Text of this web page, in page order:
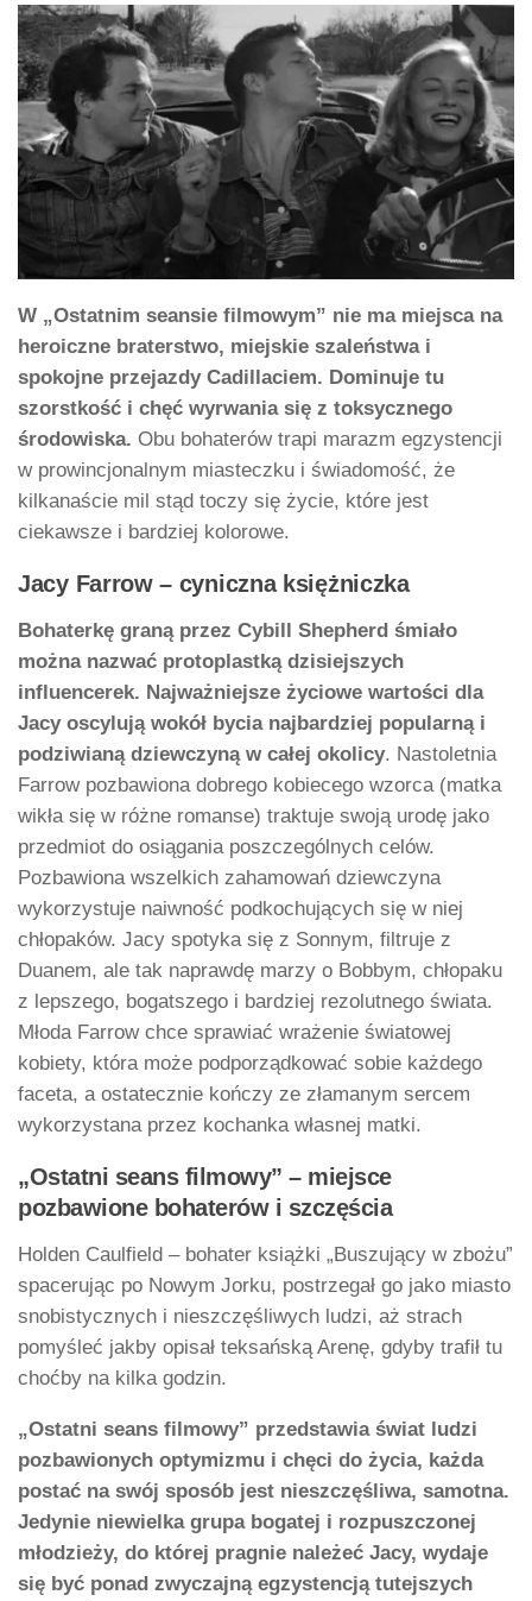
W „Ostatnim seansie filmowym” nie ma miejsca na
heroiczne braterstwo, miejskie szaleństwa i
spokojne przejazdy Cadillaciem. Dominuje tu
szorstkość i chęć wyrwania się z toksycznego
środowiska. Obu bohaterów trapi marazm egzystencji
w prowincjonalnym miasteczku i świadomość, że
kilkanaście mil stąd toczy się życie, które jest
ciekawsze i bardziej kolorowe.
Jacy Farrow – cyniczna księżniczka
Bohaterkę graną przez Cybill Shepherd śmiało
można nazwać protoplastką dzisiejszych
influencerek. Najważniejsze życiowe wartości dla
Jacy oscylują wokół bycia najbardziej popularną i
podziwianą dziewczyną w całej okolicy. Nastoletnia
Farrow pozbawiona dobrego kobiecego wzorca (matka
wikła się w różne romanse) traktuje swoją urodę jako
przedmiot do osiągania poszczególnych celów.
Pozbawiona wszelkich zahamowań dziewczyna
wykorzystuje naiwność podkochujących się w niej
chłopaków. Jacy spotyka się z Sonnym, filtruje z
Duanem, ale tak naprawdę marzy o Bobbym, chłopaku
z lepszego, bogatszego i bardziej rezolutnego świata.
Młoda Farrow chce sprawiać wrażenie światowej
kobiety, która może podporządkować sobie każdego
faceta, a ostatecznie kończy ze złamanym sercem
wykorzystana przez kochanka własnej matki.
„Ostatni seans filmowy” – miejsce
pozbawione bohaterów i szczęścia
Holden Caulfield – bohater książki „Buszujący w zbożu”
spacerując po Nowym Jorku, postrzegał go jako miasto
snobistycznych i nieszczęśliwych ludzi, aż strach
pomyśleć jakby opisał teksańską Arenę, gdyby trafił tu
choćby na kilka godzin.
„Ostatni seans filmowy” przedstawia świat ludzi
pozbawionych optymizmu i chęci do życia, każda
postać na swój sposób jest nieszczęśliwa, samotna.
Jedynie niewielka grupa bogatej i rozpuszczonej
młodzieży, do której pragnie należeć Jacy, wydaje
się być ponad zwyczajną egzystencją tutejszych